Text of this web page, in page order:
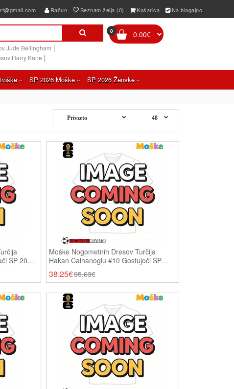
Račun Seznam želja (0) Košarica Na blagajno
Jude Bellingham |
Harry Kane |
0 0.00€
SP 2026 Moške
SP 2026 Ženske
SP 2026
Moške Nogometnih Dresov Turčija
Hakan Calhanoglu #10 Gostujoči SP
2026 Kratki Rokavi
38.25€95.63€